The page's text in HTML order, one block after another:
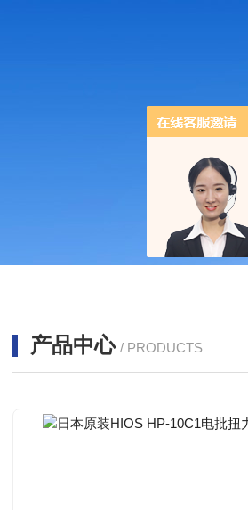
产品中心 / PRODUCTS